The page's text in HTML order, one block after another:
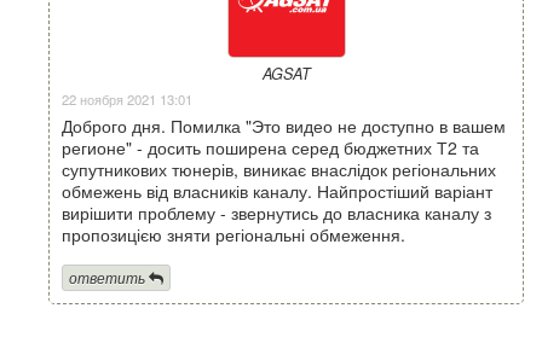
AGSAT
22 ноября 2021 13:01
Доброго дня. Помилка "Это видео не доступно в вашем
регионе" - досить поширена серед бюджетних Т2 та
супутникових тюнерів, виникає внаслідок регіональних
обмежень від власників каналу. Найпростіший варіант
вирішити проблему - звернутись до власника каналу з
пропозицією зняти регіональні обмеження.
ответить